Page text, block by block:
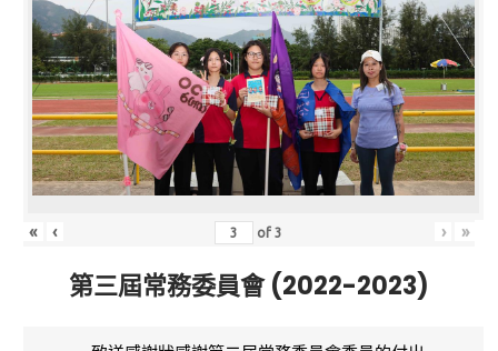
« ‹ of3 › »
第三屆常務委員會 (2022-2023)